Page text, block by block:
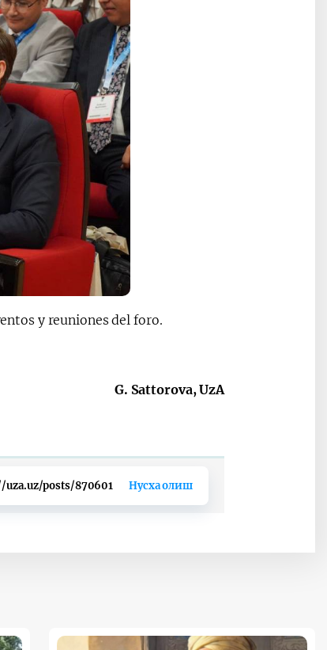
y reuniones del foro.
G. Sattorova, UzA
uza.uz/posts/870601 Нусха олиш